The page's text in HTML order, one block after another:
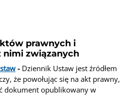
prawnych i
związanych
- Dziennik Ustaw jest źródłem
że powołując się na akt prawny,
dokument opublikowany w